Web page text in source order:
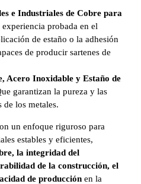
e Industriales de Cobre para
experiencia probada en el
de estaño o la adhesión
de producir sartenes de
Acero Inoxidable y Estaño de
garantizan la pureza y las
de los metales.
un enfoque riguroso para
estables y eficientes,
la integridad del
de la construcción, el
de producción en la